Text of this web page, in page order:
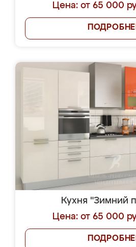
Цена: от 65 000
Кухня "Зимний
Цена: от 65 000